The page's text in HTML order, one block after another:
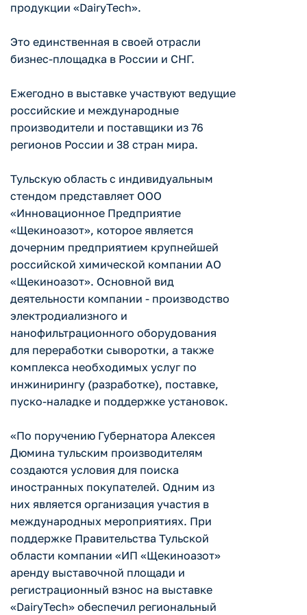
продукции «DairyTech».
Это единственная в своей отрасли
бизнес-площадка в России и СНГ.
Ежегодно в выставке участвуют ведущие
российские и международные
производители и поставщики из 76
регионов России и 38 стран мира.
Тульскую область с индивидуальным
стендом представляет ООО
«Инновационное Предприятие
«Щекиноазот», которое является
дочерним предприятием крупнейшей
российской химической компании АО
«Щекиноазот». Основной вид
деятельности компании - производство
электродиализного и
нанофильтрационного оборудования
для переработки сыворотки, а также
комплекса необходимых услуг по
инжинирингу (разработке), поставке,
пуско-наладке и поддержке установок.
«По поручению Губернатора Алексея
Дюмина тульским производителям
создаются условия для поиска
иностранных покупателей. Одним из
них является организация участия в
международных мероприятиях. При
поддержке Правительства Тульской
области компании «ИП «Щекиноазот»
аренду выставочной площади и
регистрационный взнос на выставке
«DairyTech» обеспечил региональный